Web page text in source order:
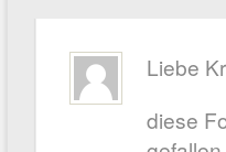
Liebe
diese